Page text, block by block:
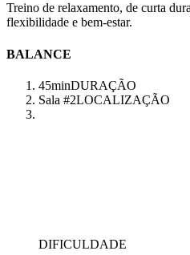
Treino de relaxamento, de curta
flexibilidade e bem-estar.
BALANCE
45minDURAÇÃO
Sala #2LOCALIZAÇÃO
DIFICULDADE